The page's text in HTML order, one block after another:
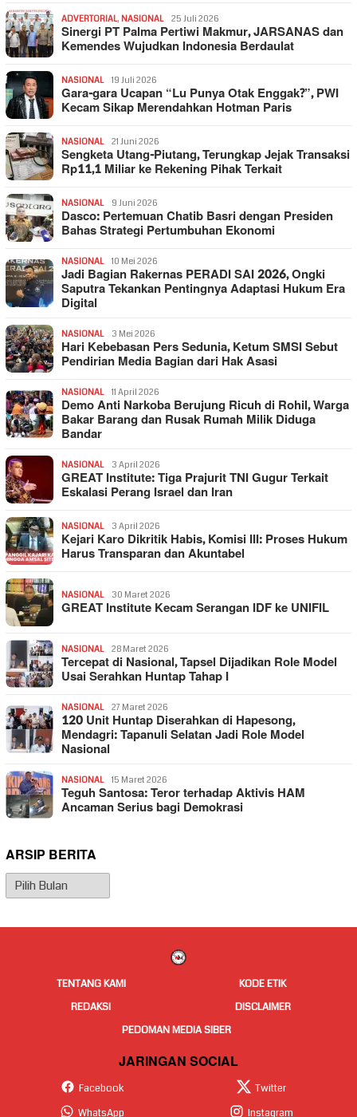
ADVERTORIAL, NASIONAL 25 Juli 2026
Sinergi PT Palma Pertiwi Makmur, JARSANAS dan
Kemendes Wujudkan Indonesia Berdaulat
NASIONAL 19 Juli 2026
Gara-gara Ucapan “Lu Punya Otak Enggak?”, PWI
Kecam Sikap Merendahkan Hotman Paris
NASIONAL 21 Juni 2026
Sengketa Utang-Piutang, Terungkap Jejak Transaksi
Rp11,1 Miliar ke Rekening Pihak Terkait
NASIONAL 9 Juni 2026
Dasco: Pertemuan Chatib Basri dengan Presiden
Bahas Strategi Pertumbuhan Ekonomi
NASIONAL 10 Mei 2026
Jadi Bagian Rakernas PERADI SAI 2026, Ongki
Saputra Tekankan Pentingnya Adaptasi Hukum Era
Digital
NASIONAL 3 Mei 2026
Hari Kebebasan Pers Sedunia, Ketum SMSI Sebut
Pendirian Media Bagian dari Hak Asasi
NASIONAL 11 April 2026
Demo Anti Narkoba Berujung Ricuh di Rohil, Warga
Bakar Barang dan Rusak Rumah Milik Diduga
Bandar
NASIONAL 3 April 2026
GREAT Institute: Tiga Prajurit TNI Gugur Terkait
Eskalasi Perang Israel dan Iran
NASIONAL 3 April 2026
Kejari Karo Dikritik Habis, Komisi III: Proses Hukum
Harus Transparan dan Akuntabel
NASIONAL 30 Maret 2026
GREAT Institute Kecam Serangan IDF ke UNIFIL
NASIONAL 28 Maret 2026
Tercepat di Nasional, Tapsel Dijadikan Role Model
Usai Serahkan Huntap Tahap I
NASIONAL 27 Maret 2026
120 Unit Huntap Diserahkan di Hapesong,
Mendagri: Tapanuli Selatan Jadi Role Model
Nasional
NASIONAL 15 Maret 2026
Teguh Santosa: Teror terhadap Aktivis HAM
Ancaman Serius bagi Demokrasi
ARSIP BERITA
Arsip
Berita
TENTANG KAMI
KODE ETIK
REDAKSI
DISCLAIMER
PEDOMAN MEDIA SIBER
JARINGAN SOCIAL
Facebook
Twitter
WhatsApp
Instagram